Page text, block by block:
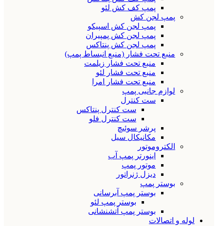
پمپ کف کش لئو
پمپ لجن کش
پمپ لجن کش اسپیکو
پمپ لجن کش پمپیران
پمپ لجن کش پنتاکس
منبع تحت فشار (منبع انبساط پمپ)
منبع تحت فشار زیلمت
منبع تحت فشار لئو
منبع تحت فشار امرا
لوازم جانبی پمپ
ست کنترل
ست کنترل پنتاکس
ست کنترل فلو
پرشر سوئیچ
مکانیکال سیل
الکتروموتور
اینورتر پمپ آب
موتور پمپ
دیزل ژنراتور
بوستر پمپ
بوستر پمپ آبرسانی
بوستر پمپ لئو
بوستر پمپ آتشنشانی
لوله و اتصالات